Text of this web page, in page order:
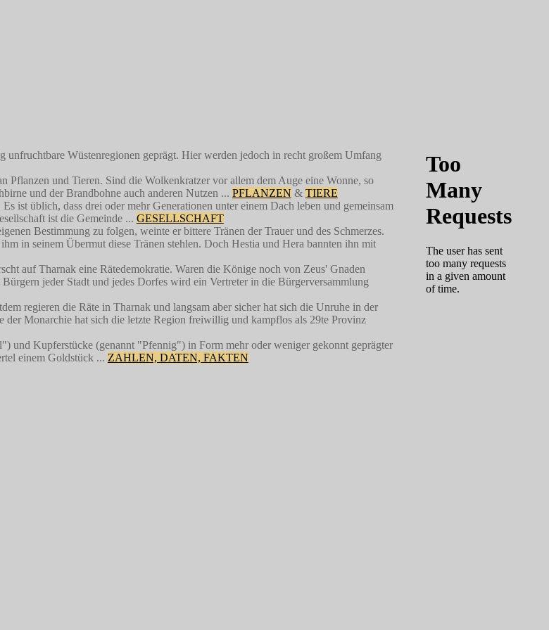
Wüstenregionen geprägt. Hier werden jedoch in recht großem Umfang
Pflanzen und Tieren. Sind die Wolkenkratzer vor allem dem Auge eine Wonne, so
und der Brandbohne auch anderen Nutzen ... PFLANZEN & TIERE
ist üblich, dass drei oder mehr Generationen unter einem Dach leben und gemeinsam
ist die Gemeinde ... GESELLSCHAFT
Bestimmung zu folgen, weinte er bittere Tränen der Trauer und des Schmerzes.
in seinem Übermut diese Tränen stehlen. Doch Hestia und Hera bannten ihn mit
auf Tharnak eine Rätedemokratie. Waren die Könige noch von Zeus' Gnaden
jeder Stadt und jedes Dorfes wird ein Vertreter in die Bürgerversammlung
regieren die Räte in Tharnak und langsam aber sicher hat sich die Unruhe in der
der Monarchie hat sich die letzte Region freiwillig und kampflos als 29te Provinz
und Kupferstücke (genannt "Pfennig") in Form mehr oder weniger gekonnt geprägter
einem Goldstück ... ZAHLEN, DATEN, FAKTEN